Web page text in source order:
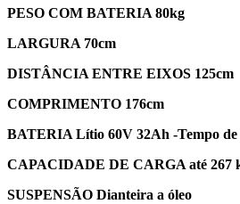
PESO COM BATERIA 80kg
LARGURA 70cm
DISTÂNCIA ENTRE EIXOS 125cm
COMPRIMENTO 176cm
BATERIA Lítio 60V 32Ah -Tempo de
CAPACIDADE DE CARGA até 267
SUSPENSÃO Dianteira a óleo